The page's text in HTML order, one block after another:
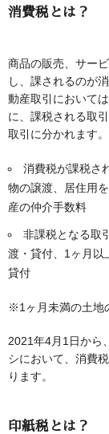
消費税とは？
商品の販売、サー
し、課されるのが
動産取引において
に、課税される取
取引に分かれます。
消費税が課税さ
物の譲渡、居住用
産の仲介手数料
非課税となる取
渡・貸付、1ヶ月以
貸付
※1ヶ月未満の土地
2021年4月1日から
シにおいて、消費
ります。
印紙税とは？